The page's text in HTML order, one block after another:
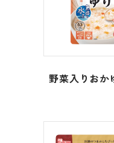
野菜入りお